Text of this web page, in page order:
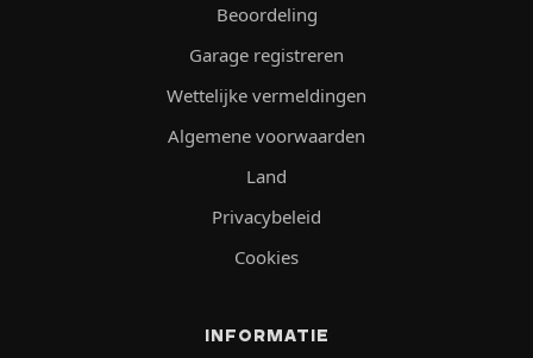
Beoordeling
Garage registreren
Wettelijke vermeldingen
Algemene voorwaarden
Land
Privacybeleid
Cookies
INFORMATIE